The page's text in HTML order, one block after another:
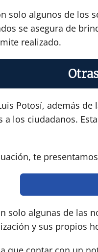
solo algunos de los
se asegura de
realizado.
Potosí, además
a los ciudadanos.
te
solo algunas de las
y sus propios